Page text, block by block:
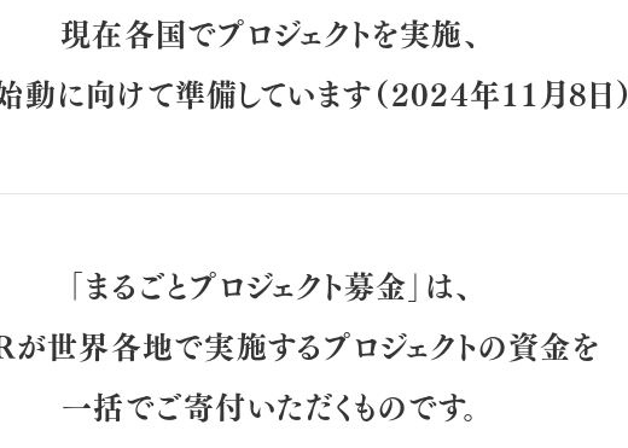
現在各国でプロジェクトを実施、
動に向けて準備しています（2024年11月8日）
「まるごとプロジェクト募金」は、
世界各地で実施するプロジェクトの資金を
一括でご寄付いただくものです。